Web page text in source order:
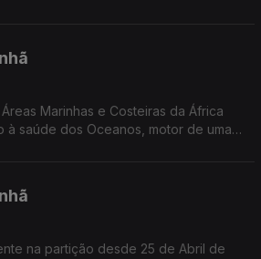
Marinhas e Costeiras da África
à saúde dos Oceanos, motor de uma
na partição desde 25 de Abril de